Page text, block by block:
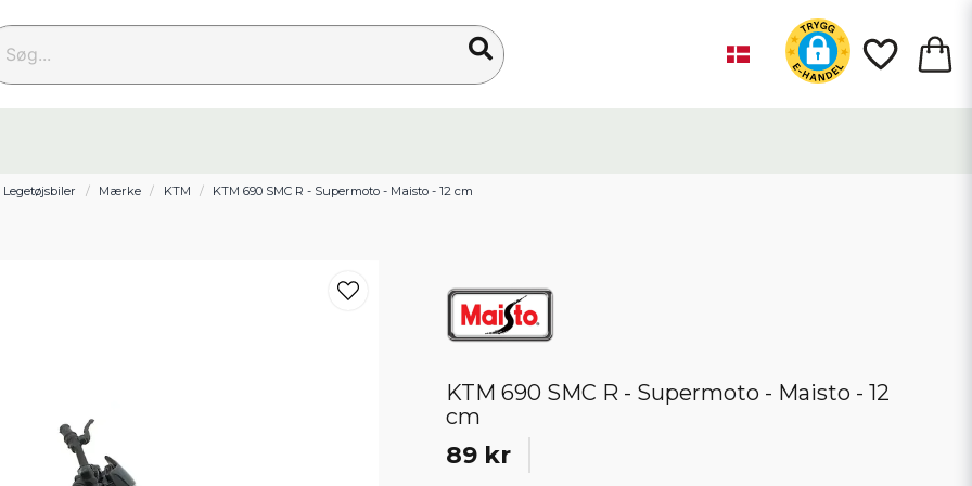
Legetøjsbiler Mærke KTM KTM 690 SMC R - Supermoto - Maisto - 12 cm
KTM 690 SMC R - Supermoto - Maisto - 12
cm
89 kr